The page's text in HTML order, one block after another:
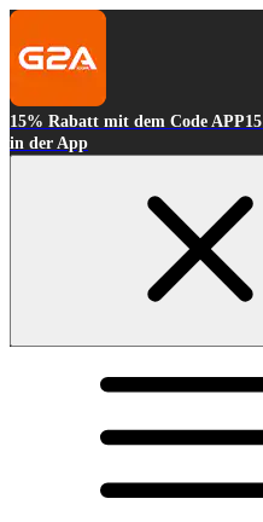
15% Rabatt mit dem Code
in der App